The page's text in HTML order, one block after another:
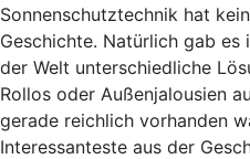
Sonnenschutztechnik hat
Geschichte. Natürlich gab es
der Welt unterschiedliche
Rollos oder Außenjalousien
gerade reichlich vorhanden
Interessanteste aus der